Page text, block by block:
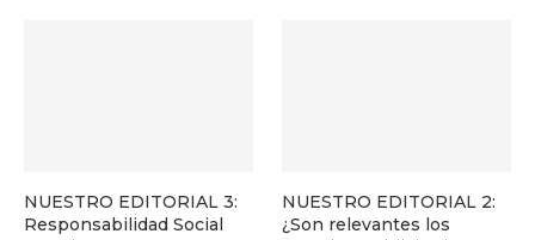
NUESTRO EDITORIAL 3:
Responsabilidad Social
NUESTRO EDITORIAL 2:
¿Son relevantes los